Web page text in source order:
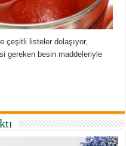
çeşitli listeler dolaşıyor,
gereken besin maddeleriyle